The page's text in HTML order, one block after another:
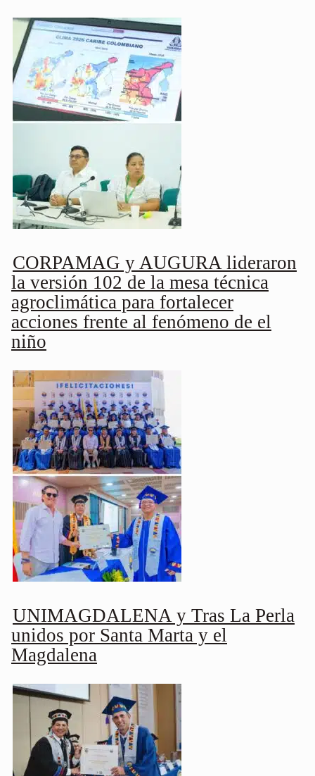
CORPAMAG y AUGURA lideraron
la versión 102 de la mesa técnica
agroclimática para fortalecer
acciones frente al fenómeno de el
niño
UNIMAGDALENA y Tras La Perla
unidos por Santa Marta y el
Magdalena